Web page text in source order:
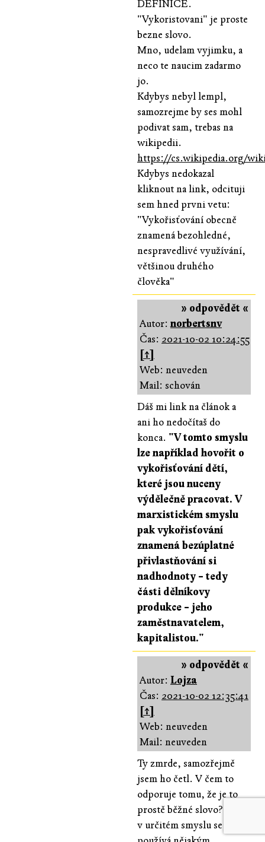
DEFINICE.
"Vykoristovani" je proste
bezne slovo.
Mno, udelam vyjimku, a
neco te naucim zadarmo
jo.
Kdybys nebyl lempl,
samozrejme by ses mohl
podivat sam, trebas na
wikipedii.
https://cs.wikipedia.org/
Kdybys nedokazal
kliknout na link, odcituji
sem hned prvni vetu:
"Vykořisťování obecně
znamená bezohledné,
nespravedlivé využívání,
většinou druhého
člověka"
» odpovědět «
Autor:norbertsnv
Čas: 2021-10-02 10:24:55
[↑]
Web: neuveden
Mail: schován
Dáš mi link na článok a
ani ho nedočítaš do
konca. "V tomto smyslu
lze například hovořit o
vykořisťování dětí,
které jsou nuceny
výdělečně pracovat. V
marxistickém smyslu
pak vykořisťování
znamená bezúplatné
přivlastňování si
nadhodnoty – tedy
části dělníkovy
produkce – jeho
zaměstnavatelem,
kapitalistou."
» odpovědět «
Autor: Lojza
Čas: 2021-10-02 12:35:41
[↑]
Web: neuveden
Mail: neuveden
Ty zmrde, samozřejmě
jsem ho četl. V čem to
odporuje tomu, že je to
prostě běžné slovo? Ani,
v určitém smyslu se